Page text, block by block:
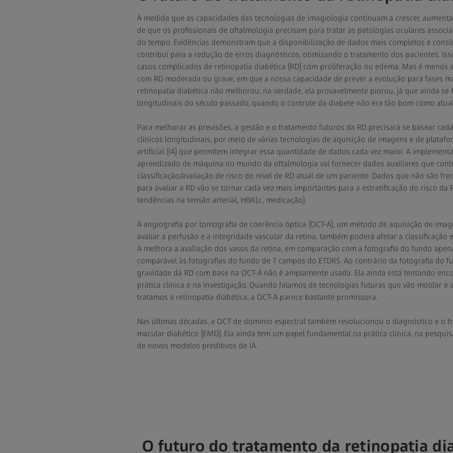
À medida que as capacidades das tecnologias de imagiologia continuam a crescer,
de que os profissionais de oftalmologia precisam para tratar as patologias oculares
do tempo. Evidências demonstram que a disponibilização de dados mais completos e
contribui para a redução de erros diagnósticos, otimizando o tratamento dos pacientes.
casos complicados de retinopatia diabética (RD) com proliferação ou edema. Mas é menos
com RD moderada ou grave, em que a nossa capacidade de prever a evolução para fases
retinopatia diabética não melhorou; na verdade, ela provavelmente piorou, já que ainda se
longitudinais do século passado, quando o controle da diabete não era tão bom como
Para melhorar as previsões, a gestão e o tratamento futuros da RD precisará se basear
clínicos longitudinais, por meio de várias tecnologias de aquisição de imagens e de
artificial (IA) que permitem integrar essa quantidade de dados cada vez maior. A
aprendizado de máquina no mundo da oftalmologia vai fornecer dados auxiliares que
classificação/avaliação de risco do nível de RD atual de um paciente. Dados que não são
para avaliar a RD vão se tornar cada vez mais importantes para a estratificação do risco da
tendências na tensão arterial, HBA1c, medicação).
A angiografia por tomografia de coerência óptica (OCT-A), um método de aquisição de
avaliar a perfusão e a integridade vascular da retina, também poderá afetar a classificação
A melhora a avaliação dos vasos da retina, em comparação com a fotografia do fundo
comparável às fotografias do fundo de 7 campos do ETDRS. Ao contrário da fotografia do
gravidade da RD com base na OCT-A não é amplamente usada. Ela ainda está tentando
prática clínica e na investigação. Quando falamos de tecnologias futuras que vão moldar e
tratamos a retinopatia diabética, a OCT-A parece bastante promissora.
Nas últimas décadas, a OCT de domínio espectral também revolucionou o diagnóstico e o
macular diabético (EMD). Ela ainda tem um papel fundamental na prática clínica, na
de novos modelos preditivos de IA.
O futuro do tratamento da retinopatia